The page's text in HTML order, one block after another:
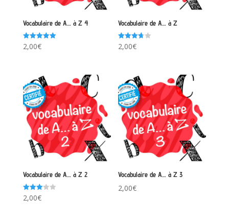
Vocabulaire de A… à Z 4
Note
5.00
2,00€
Vocabulaire de A… à Z
Note
3.67
2,00€
Vocabulaire de A… à Z 2
Note
3.00
2,00€
Vocabulaire de A… à Z 3
2,00€